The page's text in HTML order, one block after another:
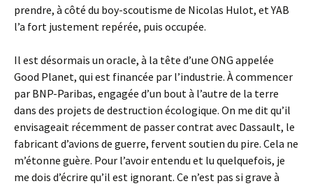
prendre, à côté du boy-scoutisme de Nicolas Hulot, et YAB
l’a fort justement repérée, puis occupée.
Il est désormais un oracle, à la tête d’une ONG appelée
Good Planet, qui est financée par l’industrie. À commencer
par BNP-Paribas, engagée d’un bout à l’autre de la terre
dans des projets de destruction écologique. On me dit qu’il
envisageait récemment de passer contrat avec Dassault, le
fabricant d’avions de guerre, fervent soutien du pire. Cela ne
m’étonne guère. Pour l’avoir entendu et lu quelquefois, je
me dois d’écrire qu’il est ignorant. Ce n’est pas si grave à